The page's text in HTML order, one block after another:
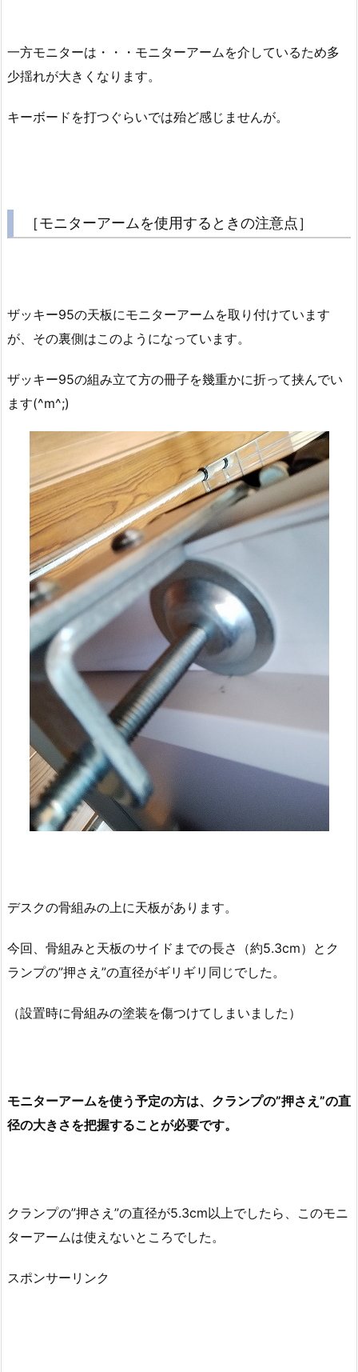
一方モニターは・・・モニターアームを介しているため多
少揺れが大きくなります。
キーボードを打つぐらいでは殆ど感じませんが。
［モニターアームを使用するときの注意点］
ザッキー95の天板にモニターアームを取り付けています
が、その裏側はこのようになっています。
ザッキー95の組み立て方の冊子を幾重かに折って挟んでい
ます(^m^;)
デスクの骨組みの上に天板があります。
今回、骨組みと天板のサイドまでの長さ（約5.3cm）とク
ランプの”押さえ”の直径がギリギリ同じでした。
（設置時に骨組みの塗装を傷つけてしまいました）
モニターアームを使う予定の方は、クランプの”押さえ”の直
径の大きさを把握することが必要です。
クランプの”押さえ”の直径が5.3cm以上でしたら、このモニ
ターアームは使えないところでした。
スポンサーリンク